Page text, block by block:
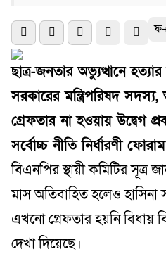
ছাত্র-জনতার অভ্যুত্থানে
সরকারের মন্ত্রিপরিষদ
গ্রেফতার না হওয়ায় উদ্বেগ
সর্বোচ্চ নীতি নির্ধারণী
বিএনপির স্থায়ী কমিটির সূত্র
মাস অতিবাহিত হলেও হাসিনা
এখনো গ্রেফতার হয়নি বিধায়
দেখা দিয়েছে।